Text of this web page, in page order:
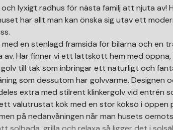
lyxigt radhus för nästa familj att njuta av!
har allt man kan önska sig utav ett
en stenlagd framsida för bilarna och en
Här finner vi ett lättskött hem med öppna,
till tak som inbringar ett naturligt och
som dessutom har golvvärme. Designen
extra med stilrent klinkergolv vid entrén
välutrustat kök med en stor köksö i öppen
på nedanvåningen når man husets